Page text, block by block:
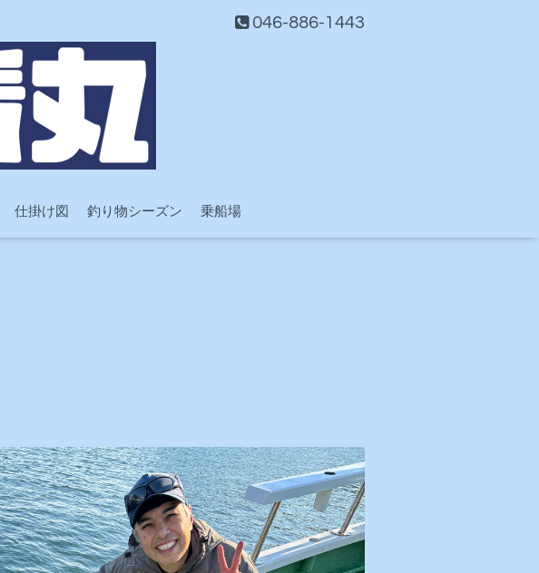
046-886-1443
仕掛け図 釣り物シーズン 乗船場